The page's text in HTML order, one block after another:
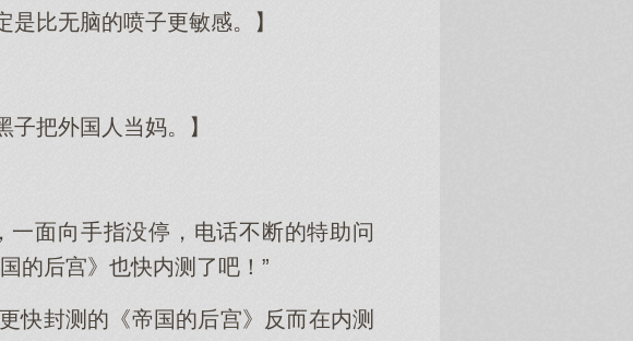
比无脑的喷子更敏感。】
子把外国人当妈。】
面向手指没停，电话不断的特助问
的后宫》也快内测了吧！”
快封测的《帝国的后宫》反而在内测